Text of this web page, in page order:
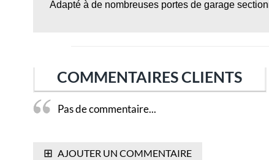
Adapté à de nombreuses portes de garage
COMMENTAIRES CLIENTS
Pas de commentaire...
⊞ AJOUTER UN COMMENTAIRE